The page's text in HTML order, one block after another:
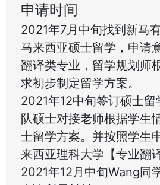
申请时间
2021年7月中旬找到新马
马来西亚硕士留学，申请
翻译类专业，留学规划师
求初步制定留学方案。
2021年12中旬签订硕士留
队硕士对接老师根据学生
士留学方案。并按照学生
来西亚理科大学【专业翻
2021年12月中旬Wang同